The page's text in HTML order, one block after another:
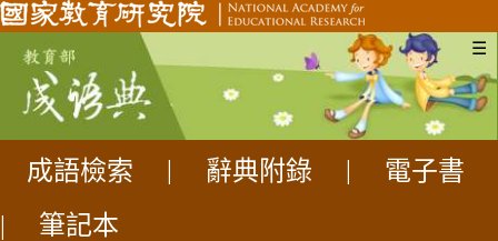
☰
成語檢索 辭典附錄
電子書
|
筆記本